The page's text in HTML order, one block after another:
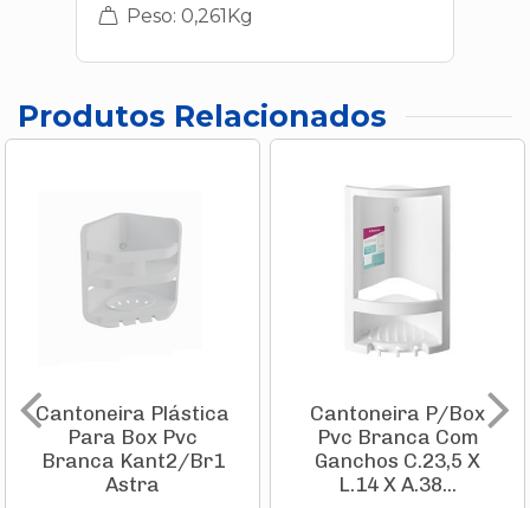
Peso: 0,261Kg
Produtos Relacionados
Cantoneira Plástica
Para Box Pvc
Branca Kant2/Br1
Astra
Cantoneira P/Box
Pvc Branca Com
Ganchos C.23,5 X
L.14 X A.38...